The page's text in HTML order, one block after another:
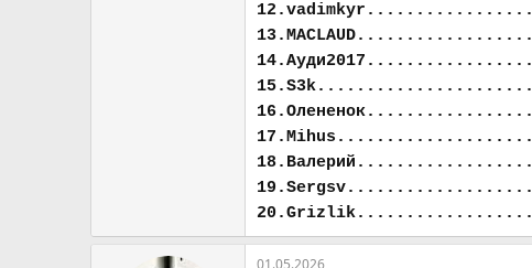
12.vadimkyr.................
13.MACLAUD..................
14.Ауди2017.................
15.S3k......................
16.Олененок.................
17.Mihus....................
18.Валерий..................
19.Sergsv...................
20.Grizlik..................
01.05.2026